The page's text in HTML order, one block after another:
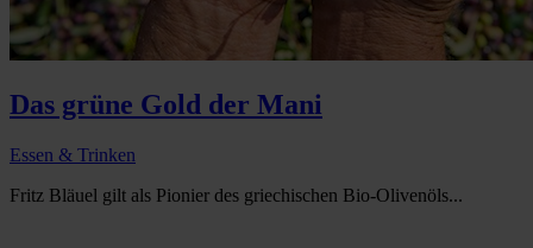
Das grüne Gold der Mani
Essen & Trinken
Fritz Bläuel gilt als Pionier des griechischen Bio-Olivenöls...